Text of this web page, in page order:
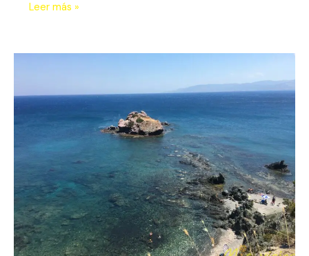
Leer más »
de
Afrodita:
viaje
por
la
Costa
de
Chipre